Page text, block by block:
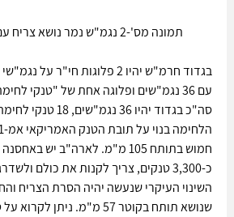
תמונה מס'-2 נגמ"ש נמר נושא צריח עם תותח 30 מ"מ.
סה"כ בגדוד יהיו 36
חמוש בתותח 105 מ"מ. לארה"ב יש באחסנה
כ-3,300 טנקים, צריך לקנות את כולם
השינוי העיקרי שנעשה יהיה הסרת הצריח
שנושא תותח בקוטר 57 מ"מ.